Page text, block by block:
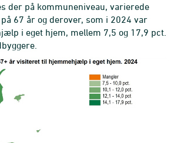
der på kommuneniveau, varierede
67 år og derover, som i 2024 var
i eget hjem, mellem 7,5 og 17,9 pct.